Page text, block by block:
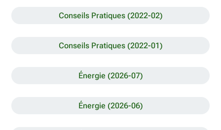
Conseils Pratiques (2022-02)
Conseils Pratiques (2022-01)
Énergie (2026-07)
Énergie (2026-06)